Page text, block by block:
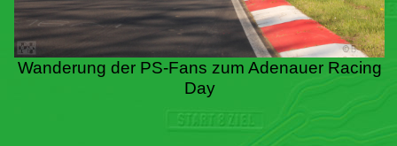
Wanderung der PS-Fans zum Adenauer Racing
Day